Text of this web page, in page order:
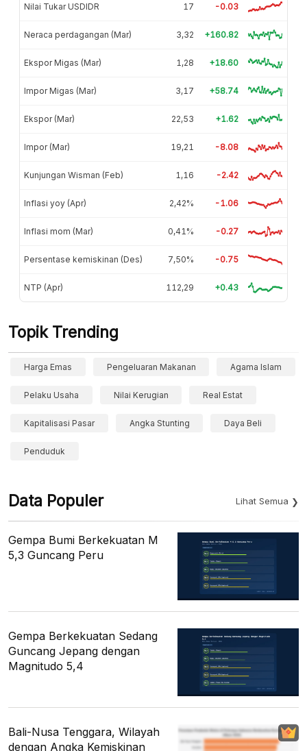
Nilai Tukar USDIDR 17 -0.03
Neraca perdagangan (Mar) 3,32 +160.82
Ekspor Migas (Mar) 1,28 +18.60
Impor Migas (Mar) 3,17 +58.74
Ekspor (Mar) 22,53 +1.62
Impor (Mar) 19,21 -8.08
Kunjungan Wisman (Feb) 1,16 -2.42
Inflasi yoy (Apr) 2,42% -1.06
Inflasi mom (Mar) 0,41% -0.27
Persentase kemiskinan (Des) 7,50% -0.75
NTP (Apr) 112,29 +0.43
Topik Trending
Harga Emas Pengeluaran Makanan Agama Islam
Pelaku Usaha Nilai Kerugian Real Estat
Kapitalisasi Pasar Angka Stunting Daya Beli
Penduduk
Data Populer Lihat Semua
Gempa Bumi Berkekuatan M
5,3 Guncang Peru
Gempa Berkekuatan Sedang
Guncang Jepang dengan
Magnitudo 5,4
Bali-Nusa Tenggara, Wilayah
dengan Angka Kemiskinan